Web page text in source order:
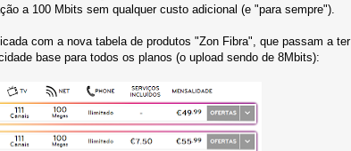
a 100 Mbits sem qualquer custo adicional (e "para sempre").
com a nova tabela de produtos "Zon Fibra", que passam a ter
base para todos os planos (o upload sendo de 8Mbits):